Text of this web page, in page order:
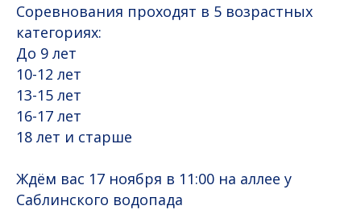
Соревнования проходят в 5 возрастных
категориях:
До 9 лет
10-12 лет
13-15 лет
16-17 лет
18 лет и старше
Ждём вас 17 ноября в 11:00 на аллее у
Саблинского водопада